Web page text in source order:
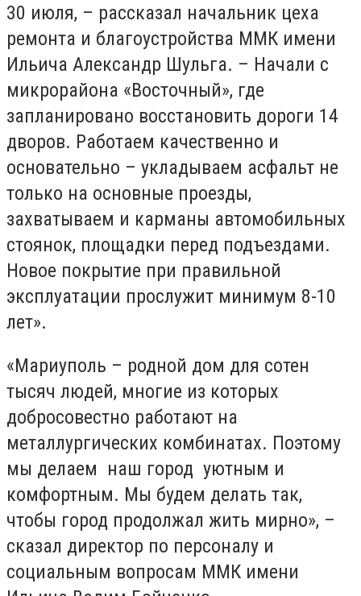
30 июля, – рассказал начальник цеха
ремонта и благоустройства ММК имени
Ильича Александр Шульга. – Начали с
микрорайона «Восточный», где
запланировано восстановить дороги 14
дворов. Работаем качественно и
основательно – укладываем асфальт не
только на основные проезды,
захватываем и карманы автомобильных
стоянок, площадки перед подъездами.
Новое покрытие при правильной
эксплуатации прослужит минимум 8-10
лет».
«Мариуполь – родной дом для сотен
тысяч людей, многие из которых
добросовестно работают на
металлургических комбинатах. Поэтому
мы делаем наш город уютным и
комфортным. Мы будем делать так,
чтобы город продолжал жить мирно», –
сказал директор по персоналу и
социальным вопросам ММК имени